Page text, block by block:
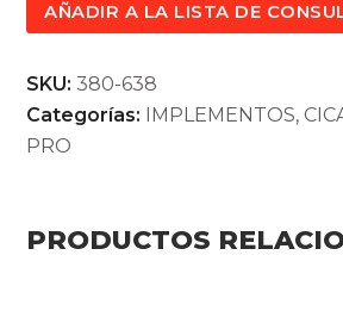
AÑADIR A LA LISTA DE
SKU: 380-638
Categorías:
IMPLEMENTOS,
PRO
PRODUCTOS